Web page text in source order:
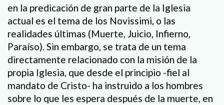
en la predicación de gran parte de la Iglesia
actual es el tema de los Novissimi, o las
realidades últimas (Muerte, Juicio, Infierno,
Paraíso). Sin embargo, se trata de un tema
directamente relacionado con la misión de la
propia Iglesia, que desde el principio -fiel al
mandato de Cristo- ha instruido a los hombres
sobre lo que les espera después de la muerte, en